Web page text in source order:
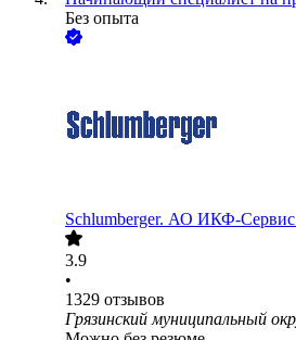
Без опыта
Schlumberger. АО ИКФ-
3.9
•
1329 отзывов
Грязинский муниципальный